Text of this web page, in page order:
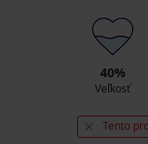
40%
Veľkosť
Tento